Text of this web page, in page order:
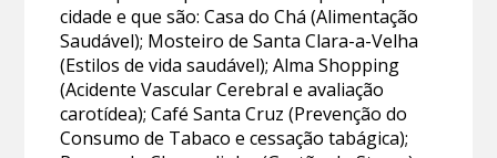
cidade e que são: Casa do Chá (Alimentação
Saudável); Mosteiro de Santa Clara-a-Velha
(Estilos de vida saudável); Alma Shopping
(Acidente Vascular Cerebral e avaliação
carotídea); Café Santa Cruz (Prevenção do
Consumo de Tabaco e cessação tabágica);